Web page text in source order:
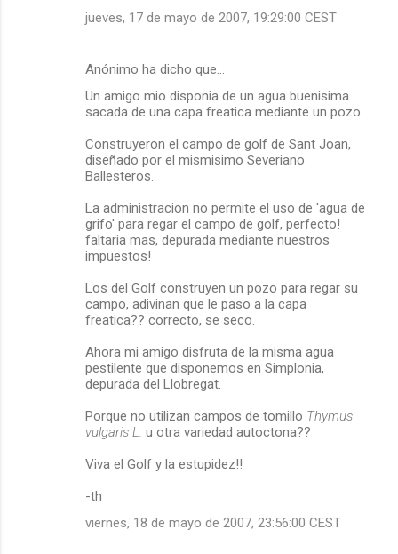
jueves, 17 de mayo de 2007, 19:29:00 CEST
Anónimo ha dicho que…
Un amigo mio disponia de un agua buenisima
sacada de una capa freatica mediante un pozo.
Construyeron el campo de golf de Sant Joan,
diseñado por el mismisimo Severiano
Ballesteros.
La administracion no permite el uso de 'agua de
grifo' para regar el campo de golf, perfecto!
faltaria mas, depurada mediante nuestros
impuestos!
Los del Golf construyen un pozo para regar su
campo, adivinan que le paso a la capa
freatica?? correcto, se seco.
Ahora mi amigo disfruta de la misma agua
pestilente que disponemos en Simplonia,
depurada del Llobregat.
Porque no utilizan campos de tomillo Thymus
vulgaris L.
u otra variedad autoctona??
Viva el Golf y la estupidez!!
-th
viernes, 18 de mayo de 2007, 23:56:00 CEST